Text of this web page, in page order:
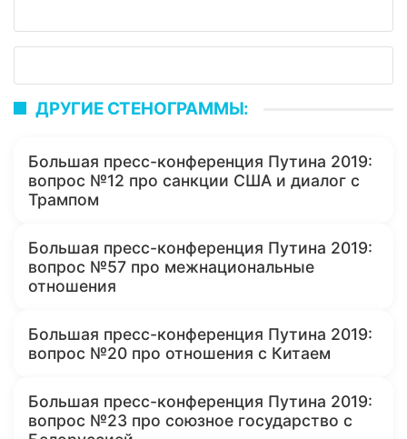
ДРУГИЕ СТЕНОГРАММЫ:
Большая пресс-конференция Путина 2019:
вопрос №12 про санкции США и диалог с
Трампом
Большая пресс-конференция Путина 2019:
вопрос №57 про межнациональные
отношения
Большая пресс-конференция Путина 2019:
вопрос №20 про отношения с Китаем
Большая пресс-конференция Путина 2019:
вопрос №23 про союзное государство с